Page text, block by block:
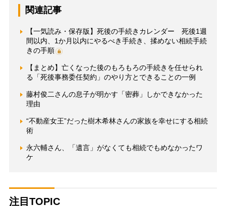
関連記事
【一気読み・保存版】死後の手続きカレンダー 死後1週
間以内、1か月以内にやるべき手続き、揉めない相続手続
きの手順
【まとめ】亡くなった後のもろもろの手続きを任せられ
る「死後事務委任契約」のやり方とできることの一例
藤村俊二さんの息子が明かす「密葬」しかできなかった
理由
“不動産女王”だった樹木希林さんの家族を幸せにする相続
術
永六輔さん、「遺言」がなくても相続でもめなかったワ
ケ
注目TOPIC